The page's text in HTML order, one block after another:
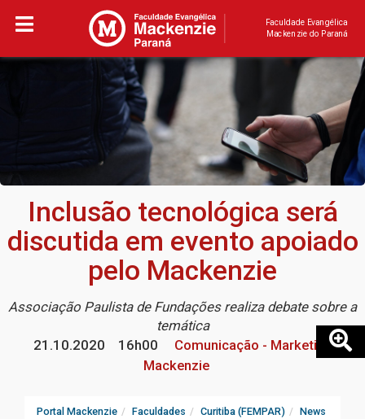
Faculdade Evangélica
Mackenzie do Paraná
Inclusão tecnológica será
discutida em evento apoiado
pelo Mackenzie
Associação Paulista de Fundações realiza debate sobre a
temática
21.10.2020
16h00
Comunicação - Marketing
Mackenzie
Portal Mackenzie Faculdades Curitiba (FEMPAR) News